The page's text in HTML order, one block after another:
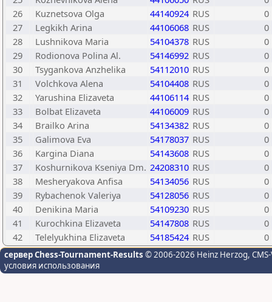
26
Kuznetsova Olga 44140924 RUS
0
27
Legkikh Arina 44106068 RUS
0
28
Lushnikova Maria 54104378 RUS
0
29
Rodionova Polina Al. 54146992 RUS
0
30
Tsygankova Anzhelika 54112010 RUS
0
31
Volchkova Alena 54104408 RUS
0
32
Yarushina Elizaveta 44106114 RUS
0
33
Bolbat Elizaveta 44106009 RUS
0
34
Brailko Arina 54134382 RUS
0
35
Galimova Eva 54178037 RUS
0
36
Kargina Diana 54143608 RUS
0
37
Koshurnikova Kseniya Dm. 24208310 RUS
0
38
Mesheryakova Anfisa 54134056 RUS
0
39
Rybachenok Valeriya 54128056 RUS
0
40
Denikina Maria 54109230 RUS
0
41
Kurochkina Elizaveta 54147808 RUS
0
42
Telelyukhina Elizaveta 54185424 RUS 0
сервер Chess-Tournament-Results © 2006-2026 Heinz Herzog,
условия использования